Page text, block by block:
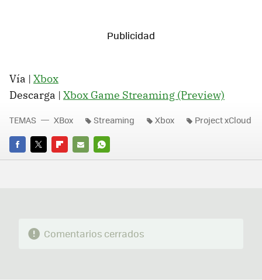
Vía | Xbox
Descarga | Xbox Game Streaming (Preview)
FACEBOOK
TWITTERFLIPBOARD
E-
WHATSAPP
TEMAS XBox Streaming Xbox Project xCloud
Comentarios cerrados